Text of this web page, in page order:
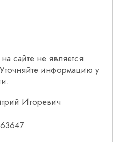
сайте не является
информацию у
Игоревич